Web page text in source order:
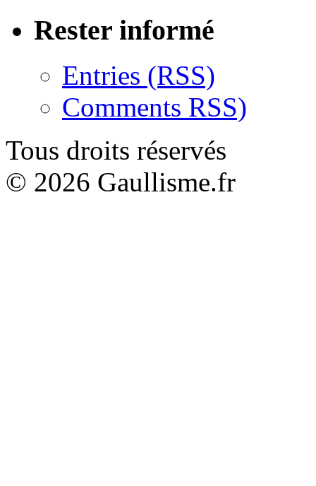
Rester informé
Entries (RSS)
Comments RSS)
Tous droits réservés
© 2026 Gaullisme.fr